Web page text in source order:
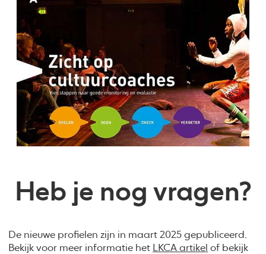
Heb je nog vragen?
De nieuwe profielen zijn in maart 2025 gepubliceerd.
Bekijk voor meer informatie het LKCA artikel of bekijk